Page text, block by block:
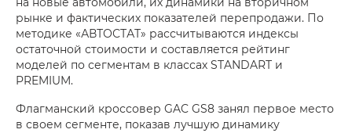
рынке и фактических показателей перепродажи. По
методике «АВТОСТАТ» рассчитываются индексы
остаточной стоимости и составляется рейтинг
моделей по сегментам в классах STANDART и
PREMIUM.
Флагманский кроссовер GAC GS8 занял первое место
в своем сегменте, показав лучшую динамику